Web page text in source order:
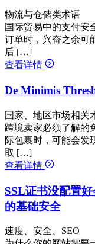
物流与仓储类术语
国际贸易中的支付安
订单时，兴奋之余可
后 […]
查看详情
De Minimis
国家、地区市场相关
跨境卖家必须了解的
际包裹时，可能会发
取 […]
查看详情
SSL证书没配置
的基础安全
速度、安全、SEO